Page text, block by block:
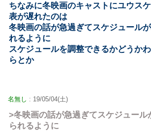
ちなみに冬映画のキャストにユウス
表が遅れたのは
冬映画の話が急過ぎてスケジュール
れるように
スケジュールを調整できるかどうか
らとか
名無し : 19/05/04(土)
>冬映画の話が急過ぎてスケジュール
られるように